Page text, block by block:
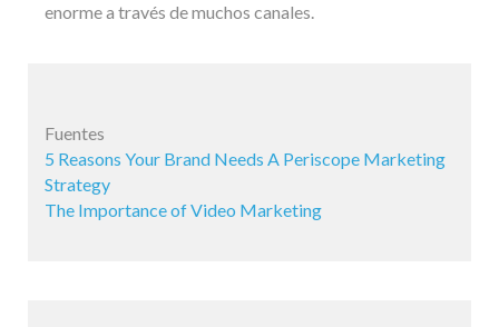
enorme a través de muchos canales.
Fuentes
5 Reasons Your Brand Needs A Periscope Marketing
Strategy
The Importance of Video Marketing